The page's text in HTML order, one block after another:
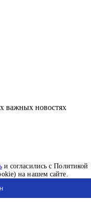
и согласились с Политикой
на нашем сайте.
важных новостях